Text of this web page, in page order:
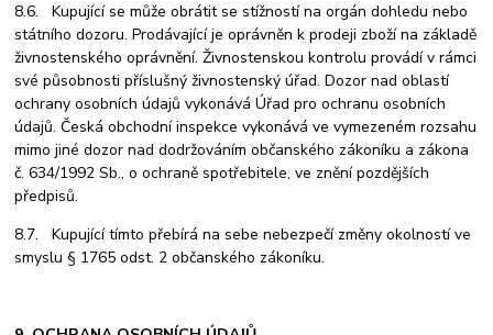
8.6. Kupující se může obrátit se stížností na orgán dohledu nebo
státního dozoru. Prodávající je oprávněn k prodeji zboží na základě
živnostenského oprávnění. Živnostenskou kontrolu provádí v rámci
své působnosti příslušný živnostenský úřad. Dozor nad oblastí
ochrany osobních údajů vykonává Úřad pro ochranu osobních
údajů. Česká obchodní inspekce vykonává ve vymezeném rozsahu
mimo jiné dozor nad dodržováním občanského zákoníku a zákona
č. 634/1992 Sb., o ochraně spotřebitele, ve znění pozdějších
předpisů.
8.7. Kupující tímto přebírá na sebe nebezpečí změny okolností ve
smyslu § 1765 odst. 2 občanského zákoníku.